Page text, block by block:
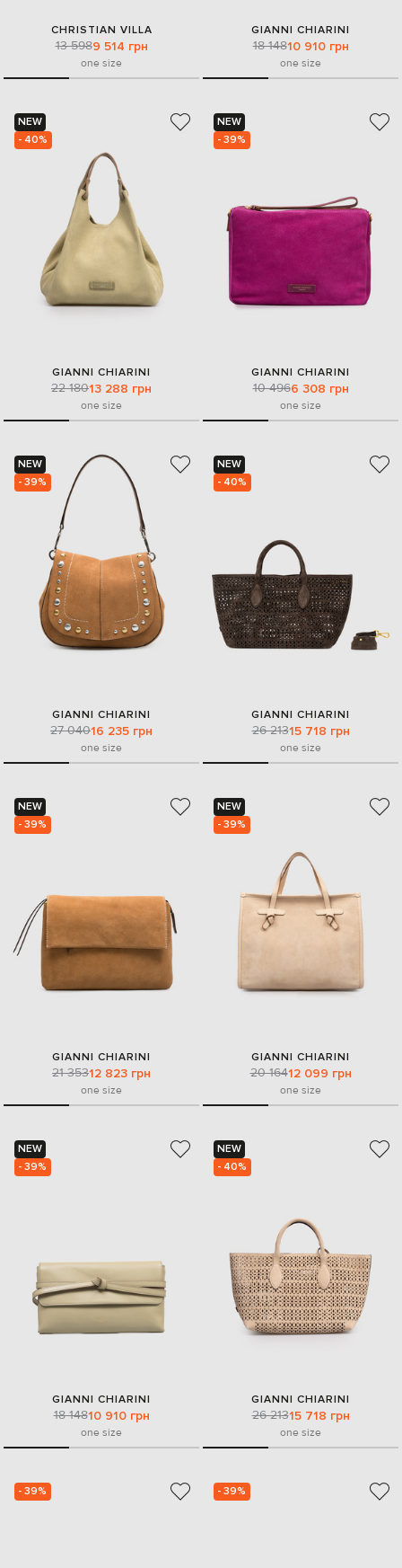
CHRISTIAN VILLA
13 5989 514 грн
one size
GIANNI CHIARINI
18 14810 910 грн
one size
NEW
- 40%
GIANNI CHIARINI
22 18013 288 грн
one size
NEW
- 39%
GIANNI CHIARINI
10 4966 308 грн
one size
NEW
- 39%
GIANNI CHIARINI
27 04016 235 грн
one size
NEW
- 40%
GIANNI CHIARINI
26 21315 718 грн
one size
NEW
- 39%
GIANNI CHIARINI
21 35312 823 грн
one size
NEW
- 39%
GIANNI CHIARINI
20 16412 099 грн
one size
NEW
- 39%
GIANNI CHIARINI
18 14810 910 грн
one size
NEW
- 40%
GIANNI CHIARINI
26 21315 718 грн
one size
- 39% - 39%